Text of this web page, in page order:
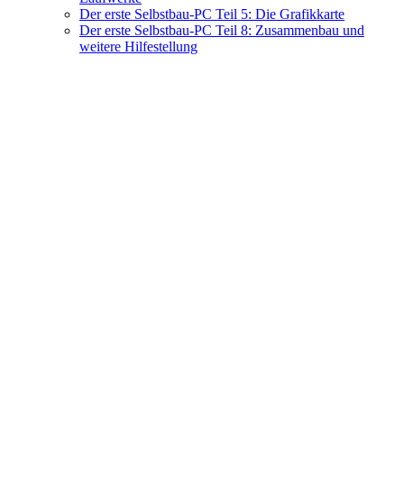
Der erste Selbstbau-PC Teil 5: Die Grafikkarte
Der erste Selbstbau-PC Teil 8: Zusammenbau und
weitere Hilfestellung